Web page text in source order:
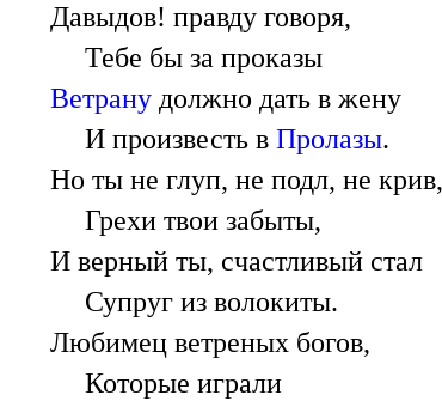
Давыдов! правду говоря,
Тебе бы за проказы
Ветрану должно дать в жену
И произвесть в Пролазы.
Но ты не глуп, не подл, не крив,
Грехи твои забыты,
И верный ты, счастливый стал
Супруг из волокиты.
Любимец ветреных богов,
Которые играли